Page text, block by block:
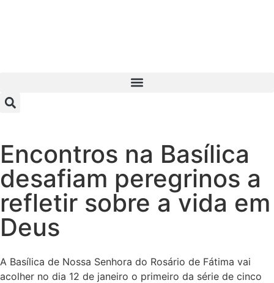
Encontros na Basílica
desafiam peregrinos a
refletir sobre a vida em
Deus
A Basílica de Nossa Senhora do Rosário de Fátima vai
acolher no dia 12 de janeiro o primeiro da série de cinco